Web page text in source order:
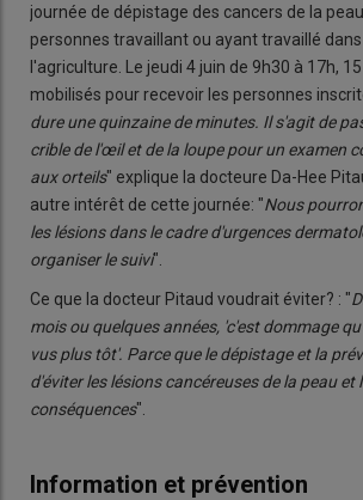
journée de dépistage des cancers de la
personnes travaillant ou ayant travaillé
l'agriculture. Le jeudi 4 juin de 9h30 à 17h,
mobilisés pour recevoir les personnes
dure une quinzaine de minutes. Il s'agit de
crible de l'œil et de la loupe pour un examen
aux orteils" explique la docteure Da-Hee
autre intérêt de cette journée: "Nous
les lésions dans le cadre d'urgences
organiser le suivi".
Ce que la docteur Pitaud voudrait éviter? : "
mois ou quelques années, 'c'est dommage
vus plus tôt'. Parce que le dépistage et la
d'éviter les lésions cancéreuses de la peau et
conséquences".
Information et prévention